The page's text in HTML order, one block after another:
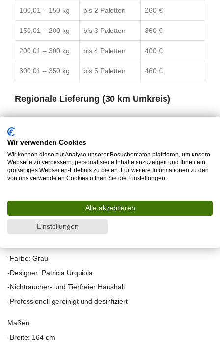
100,01 – 150 kg bis 2 Paletten 260 €
150,01 – 200 kg bis 3 Paletten 360 €
200,01 – 300 kg bis 4 Paletten 400 €
300,01 – 350 kg bis 5 Paletten 460 €
Regionale Lieferung (30 km Umkreis)
Details abgestimmt werden können.
Eigenschaften:
-Zustand: sehr gut ,mit leichte Gebrauchsspuren
-Farbe: Grau
-Designer: Patricia Urquiola
-Nichtraucher- und Tierfreier Haushalt
-Professionell gereinigt und desinfiziert
Maßen:
-Breite: 164 cm
Wir verwenden Cookies
Wir können diese zur Analyse unserer Besucherdaten platzieren, um unsere
Webseite zu verbessern, personalisierte Inhalte anzuzeigen und Ihnen ein
großartiges Webseiten-Erlebnis zu bieten. Für weitere Informationen zu den
von uns verwendeten Cookies öffnen Sie die Einstellungen.
Alle akzeptieren
Einstellungen